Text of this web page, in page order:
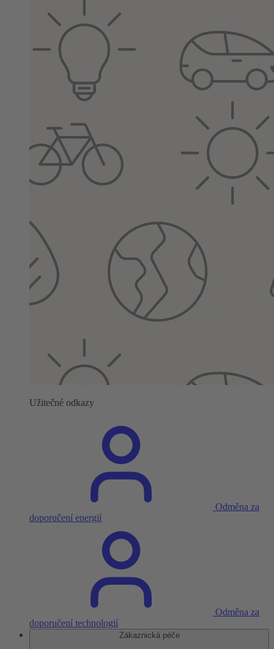
Užitečné odkazy
Odměna za
doporučení energií
Odměna za
doporučení technologií
Zákaznická péče